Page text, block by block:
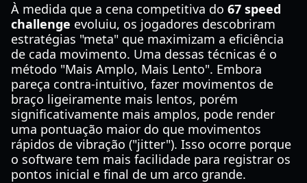
À medida que a cena competitiva do 67 speed
challenge evoluiu, os jogadores descobriram
estratégias "meta" que maximizam a eficiência
de cada movimento. Uma dessas técnicas é o
método "Mais Amplo, Mais Lento". Embora
pareça contra-intuitivo, fazer movimentos de
braço ligeiramente mais lentos, porém
significativamente mais amplos, pode render
uma pontuação maior do que movimentos
rápidos de vibração ("jitter"). Isso ocorre porque
o software tem mais facilidade para registrar os
pontos inicial e final de um arco grande.